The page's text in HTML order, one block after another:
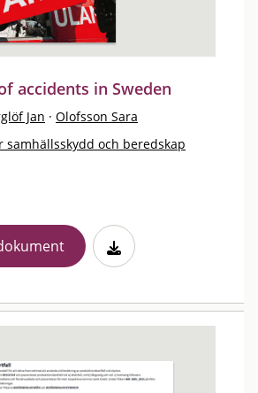
accidents in Sweden
Jan · Olofsson Sara
samhällsskydd och beredskap